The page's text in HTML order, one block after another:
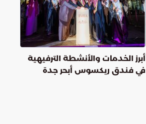
أبرز الخدمات والأنشطة الترفيهية
في فندق ريكسوس أبحر جدة